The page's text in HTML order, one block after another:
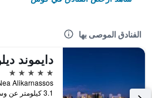
الفنادق الموصى بها
5 نجوم
3.1 كيلومتر عن وسط المدينة